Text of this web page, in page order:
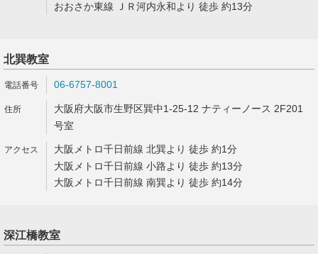
おおさか東線 ＪＲ河内永和より 徒歩 約13分
北巽教室
06-6757-8001
大阪府大阪市生野区巽中1-25-12 ナティーノース 2F201
号室
大阪メトロ千日前線 北巽より 徒歩 約1分
大阪メトロ千日前線 小路より 徒歩 約13分
大阪メトロ千日前線 南巽より 徒歩 約14分
深江橋教室